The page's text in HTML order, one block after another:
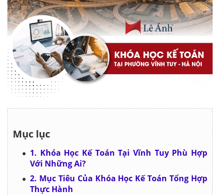
Mục lục
1. Khóa Học Kế Toán Tại Vĩnh Tuy Phù Hợp
Với Những Ai?
2. Mục Tiêu Của Khóa Học Kế Toán Tổng Hợp
Thực Hành